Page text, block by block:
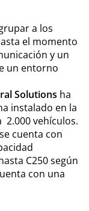
a los
el momento
y un
un entorno
Solutions ha
instalado en la
vehículos.
cuenta con
C250 según
con una